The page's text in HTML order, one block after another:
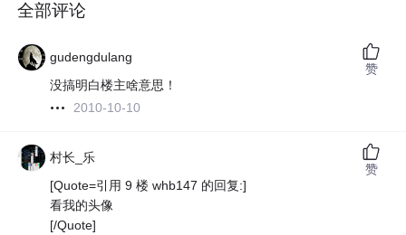
全部评论
gudengdulang
没搞明白楼主啥意思！
2010-10-10
赞
村长_乐
[Quote=引用 9 楼 whb147 的回复:]
看我的头像
[/Quote]
赞